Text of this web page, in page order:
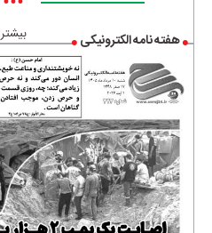
بیشتر هفته نامه الکترونیکی